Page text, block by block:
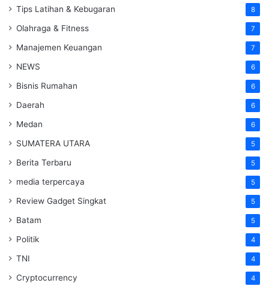
Tips Latihan & Kebugaran 8
Olahraga & Fitness 7
Manajemen Keuangan 7
NEWS 6
Bisnis Rumahan 6
Daerah 6
Medan 6
SUMATERA UTARA 5
Berita Terbaru 5
media terpercaya 5
Review Gadget Singkat 5
Batam 5
Politik 4
TNI 4
Cryptocurrency 4